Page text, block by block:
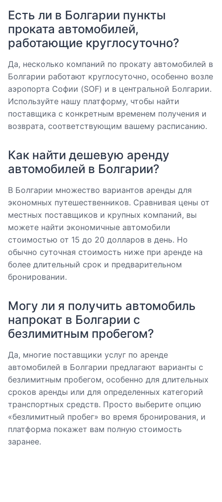
Есть ли в Болгарии пункты
проката автомобилей,
работающие круглосуточно?
Да, несколько компаний по прокату автомобилей в
Болгарии работают круглосуточно, особенно возле
аэропорта Софии (SOF) и в центральной Болгарии.
Используйте нашу платформу, чтобы найти
поставщика с конкретным временем получения и
возврата, соответствующим вашему расписанию.
Как найти дешевую аренду
автомобилей в Болгарии?
В Болгарии множество вариантов аренды для
экономных путешественников. Сравнивая цены от
местных поставщиков и крупных компаний, вы
можете найти экономичные автомобили
стоимостью от 15 до 20 долларов в день. Но
обычно суточная стоимость ниже при аренде на
более длительный срок и предварительном
бронировании.
Могу ли я получить автомобиль
напрокат в Болгарии с
безлимитным пробегом?
Да, многие поставщики услуг по аренде
автомобилей в Болгарии предлагают варианты с
безлимитным пробегом, особенно для длительных
сроков аренды или для определенных категорий
транспортных средств. Просто выберите опцию
«безлимитный пробег» во время бронирования, и
платформа покажет вам полную стоимость
заранее.